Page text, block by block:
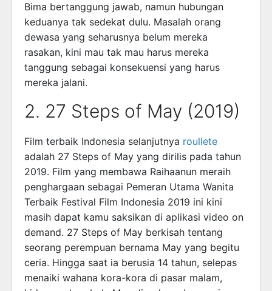
Bima bertanggung jawab, namun hubungan
keduanya tak sedekat dulu. Masalah orang
dewasa yang seharusnya belum mereka
rasakan, kini mau tak mau harus mereka
tanggung sebagai konsekuensi yang harus
mereka jalani.
2. 27 Steps of May (2019)
Film terbaik Indonesia selanjutnya roullete
adalah 27 Steps of May yang dirilis pada tahun
2019. Film yang membawa Raihaanun meraih
penghargaan sebagai Pemeran Utama Wanita
Terbaik Festival Film Indonesia 2019 ini kini
masih dapat kamu saksikan di aplikasi video on
demand. 27 Steps of May berkisah tentang
seorang perempuan bernama May yang begitu
ceria. Hingga saat ia berusia 14 tahun, selepas
menaiki wahana kora-kora di pasar malam,